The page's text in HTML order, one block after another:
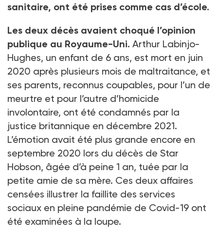
sanitaire, ont été prises comme cas d’école.
Les deux décès avaient choqué l’opinion
publique au Royaume-Uni. Arthur Labinjo-
Hughes, un enfant de 6 ans, est mort en juin
2020 après plusieurs mois de maltraitance, et
ses parents, reconnus coupables, pour l’un de
meurtre et pour l’autre d’homicide
involontaire, ont été condamnés par la
justice britannique en décembre 2021.
L’émotion avait été plus grande encore en
septembre 2020 lors du décès de Star
Hobson, âgée d’à peine 1 an, tuée par la
petite amie de sa mère. Ces deux affaires
censées illustrer la faillite des services
sociaux en pleine pandémie de Covid-19 ont
été examinées à la loupe.